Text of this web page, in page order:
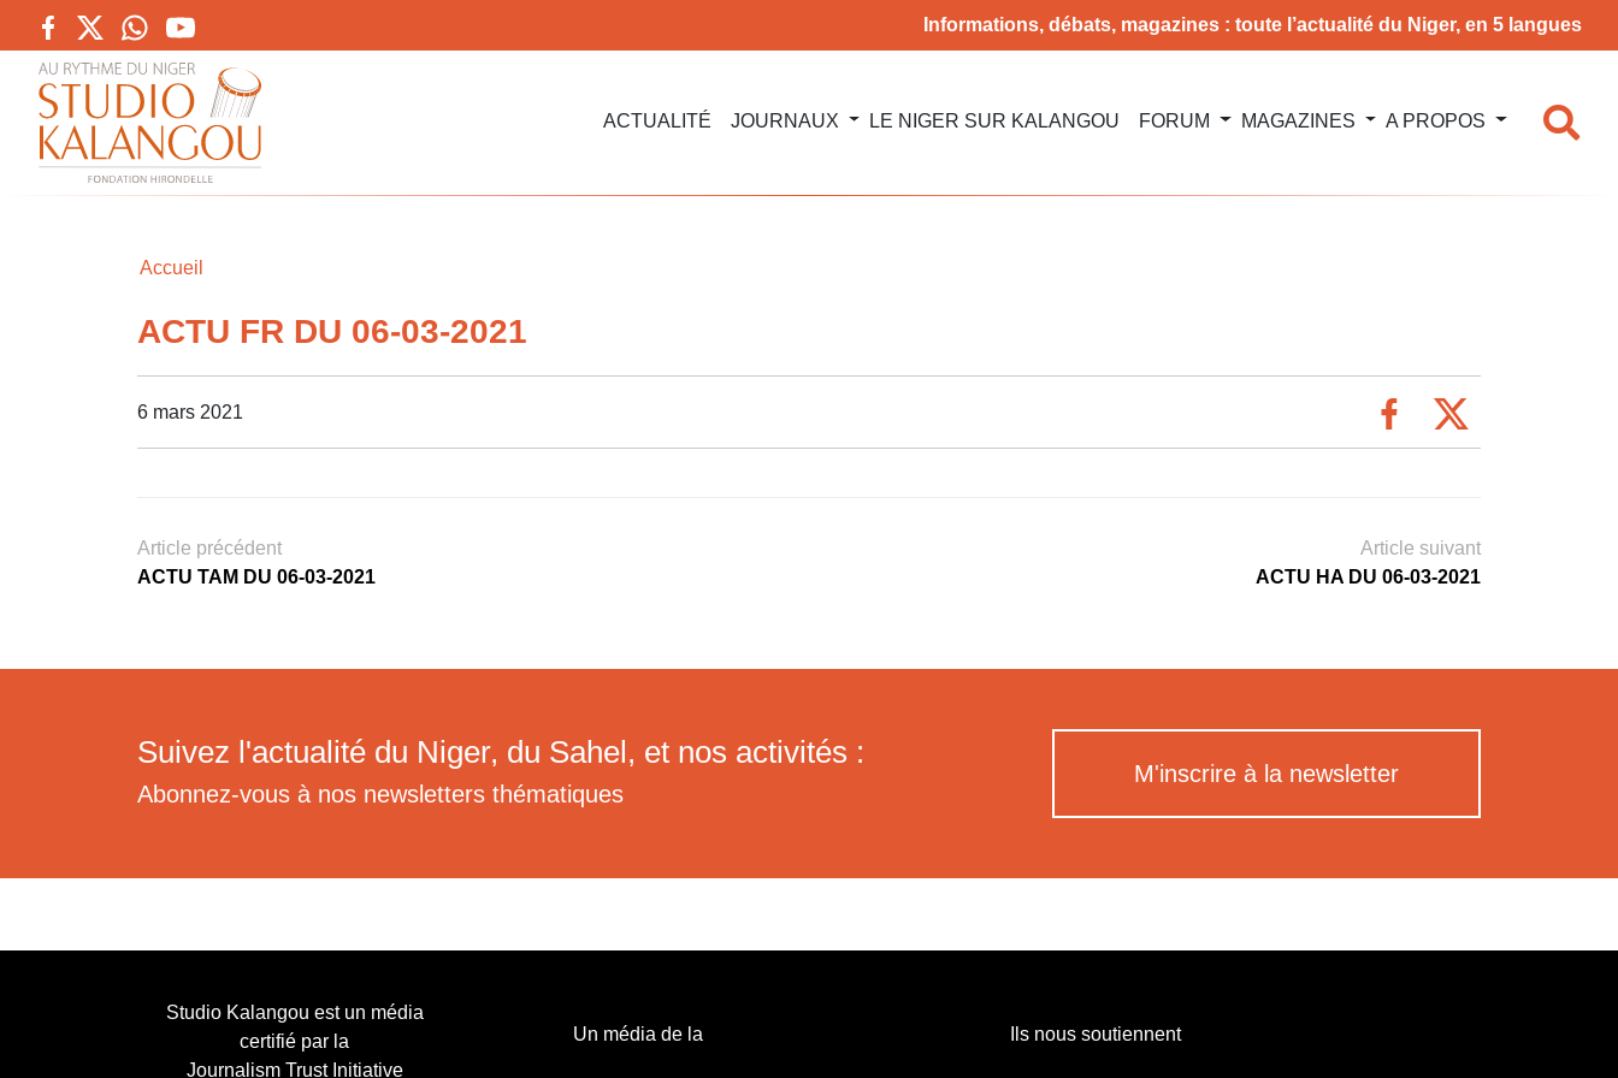
Informations, débats, magazines : toute l’actualité du Niger, en 5 langues
ACTUALITÉ JOURNAUX LE NIGER SUR KALANGOU FORUM MAGAZINES A PROPOS
Accueil
ACTU FR DU 06-03-2021
6 mars 2021
Article précédent
ACTU TAM DU 06-03-2021
Article suivant
ACTU HA DU 06-03-2021
Suivez l'actualité du Niger, du Sahel, et nos activités :
Abonnez-vous à nos newsletters thématiques
M'inscrire à la newsletter
Studio Kalangou est un média
certifié par la
Journalism Trust Initiative
Un média de la Ils nous soutiennent